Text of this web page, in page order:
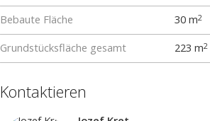
Bebaute Fläche
30 m2
Grundstücksfläche gesamt 223 m2
Kontaktieren